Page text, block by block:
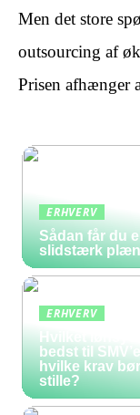
Men det store
outsourcing af
Prisen afhænger
ERHVERV
Sådan får du
slidstærk
ERHVERV
Hvilket
bedst til
hvilke krav
stille?